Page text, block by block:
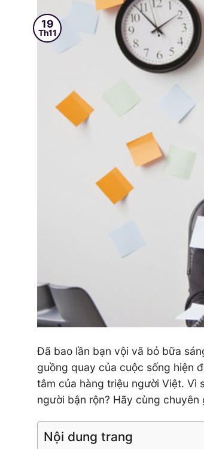
19
Th11
Đã bao lần bạn vội vã bỏ bữa
guồng quay của cuộc sống hiện
tâm của hàng triệu người Việt. Vì
người bận rộn? Hãy cùng
Nội dung trang